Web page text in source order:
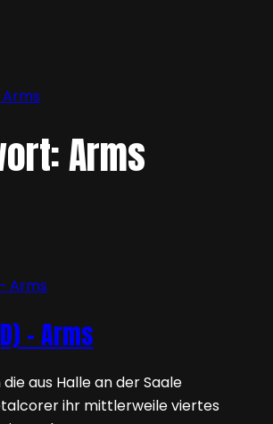
Arms
Arms
– Arms
die aus Halle an der Saale
ihr mittlerweile viertes